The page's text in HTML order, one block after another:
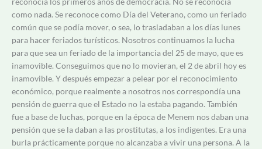
como nada. Se reconoce como Día del Veterano, como un feriado
común que se podía mover, o sea, lo trasladaban a los días lunes
para hacer feriados turísticos. Nosotros continuamos la lucha
para que sea un feriado de la importancia del 25 de mayo, que es
inamovible. Conseguimos que no lo movieran, el 2 de abril hoy es
inamovible. Y después empezar a pelear por el reconocimiento
económico, porque realmente a nosotros nos correspondía una
pensión de guerra que el Estado no la estaba pagando. También
fue a base de luchas, porque en la época de Menem nos daban una
pensión que se la daban a las prostitutas, a los indigentes. Era una
burla prácticamente porque no alcanzaba a vivir una persona. A la